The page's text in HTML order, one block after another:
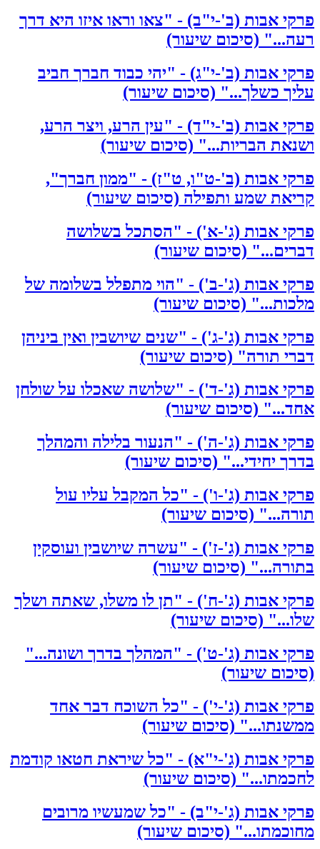
פרקי אבות (ב'-י"ב) - "צאו וראו איזו היא דרך
רעה..." (סיכום שיעור)
פרקי אבות (ב'-י"ג) - "יהי כבוד חברך חביב
עליך כשלך..." (סיכום שיעור)
פרקי אבות (ב'-י"ד) - "עין הרע, ויצר הרע,
ושנאת הבריות..." (סיכום שיעור)
פרקי אבות (ב'-ט"ו, ט"ז) - "ממון חברך",
קריאת שמע ותפילה (סיכום שיעור)
פרקי אבות (ג'-א') - "הסתכל בשלושה
דברים..." (סיכום שיעור)
פרקי אבות (ג'-ב') - "הוי מתפלל בשלומה של
מלכות..." (סיכום שיעור)
פרקי אבות (ג'-ג') - "שנים שיושבין ואין ביניהן
דברי תורה" (סיכום שיעור)
פרקי אבות (ג'-ד') - "שלושה שאכלו על שולחן
אחד..." (סיכום שיעור)
פרקי אבות (ג'-ה') - "הנעור בלילה והמהלך
בדרך יחידי..." (סיכום שיעור)
פרקי אבות (ג'-ו') - "כל המקבל עליו עול
תורה..." (סיכום שיעור)
פרקי אבות (ג'-ז') - "עשרה שיושבין ועוסקין
בתורה..." (סיכום שיעור)
פרקי אבות (ג'-ח') - "תן לו משלו, שאתה ושלך
שלו..." (סיכום שיעור)
פרקי אבות (ג'-ט') - "המהלך בדרך ושונה..."
(סיכום שיעור)
פרקי אבות (ג'-י') - "כל השוכח דבר אחד
ממשנתו..." (סיכום שיעור)
פרקי אבות (ג'-י"א) - "כל שיראת חטאו קודמת
לחכמתו..." (סיכום שיעור)
פרקי אבות (ג'-י"ב) - "כל שמעשיו מרובים
מחוכמתו..." (סיכום שיעור)